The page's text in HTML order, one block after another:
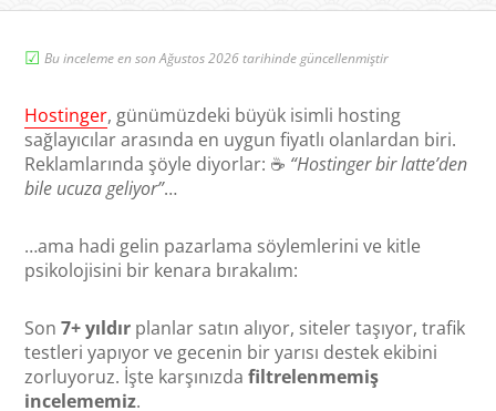
☑︎ Bu inceleme en son Ağustos 2026 tarihinde güncellenmiştir
Hostinger, günümüzdeki büyük isimli hosting
sağlayıcılar arasında en uygun fiyatlı olanlardan biri.
Reklamlarında şöyle diyorlar: ☕ “Hostinger bir latte’den
bile ucuza geliyor”…
…ama hadi gelin pazarlama söylemlerini ve kitle
psikolojisini bir kenara bırakalım:
Son7+ yıldır planlar satın alıyor, siteler taşıyor, trafik
testleri yapıyor ve gecenin bir yarısı destek ekibini
zorluyoruz. İşte karşınızdafiltrelenmemiş
incelememiz.